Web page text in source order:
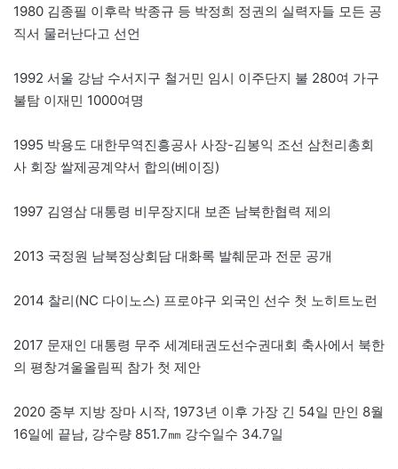
1980 김종필 이후락 박종규 등 박정희 정권의 실력자들 모든 공
직서 물러난다고 선언
1992 서울 강남 수서지구 철거민 임시 이주단지 불 280여 가구
불탐 이재민 1000여명
1995 박용도 대한무역진흥공사 사장-김봉익 조선 삼천리총회
사 회장 쌀제공계약서 합의(베이징)
1997 김영삼 대통령 비무장지대 보존 남북한협력 제의
2013 국정원 남북정상회담 대화록 발췌문과 전문 공개
2014 찰리(NC 다이노스) 프로야구 외국인 선수 첫 노히트노런
2017 문재인 대통령 무주 세계태권도선수권대회 축사에서 북한
의 평창겨울올림픽 참가 첫 제안
2020 중부 지방 장마 시작, 1973년 이후 가장 긴 54일 만인 8월
16일에 끝남, 강수량 851.7㎜ 강수일수 34.7일